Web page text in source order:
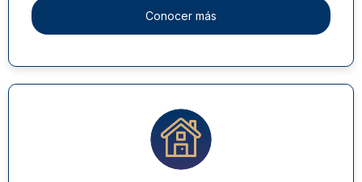
Conocer más